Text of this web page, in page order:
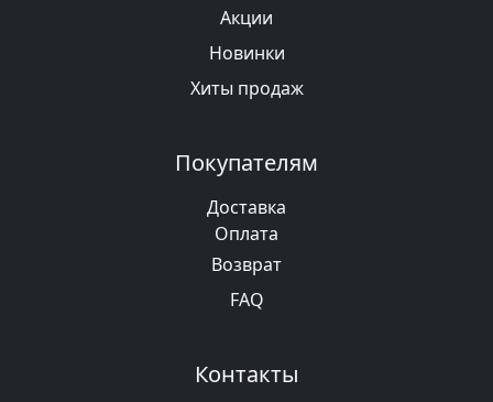
Акции
Новинки
Хиты продаж
Покупателям
Доставка
Оплата
Возврат
FAQ
Контакты